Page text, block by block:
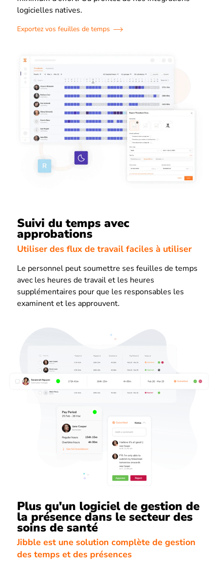
logicielles natives.
Exportez vos feuilles de temps
Suivi du temps avec
approbations
Utiliser des flux de travail faciles à utiliser
Le personnel peut soumettre ses feuilles de temps
avec les heures de travail et les heures
supplémentaires pour que les responsables les
examinent et les approuvent.
Plus qu'un logiciel de gestion de
la présence dans le secteur des
soins de santé
Jibble est une solution complète de gestion
des temps et des présences